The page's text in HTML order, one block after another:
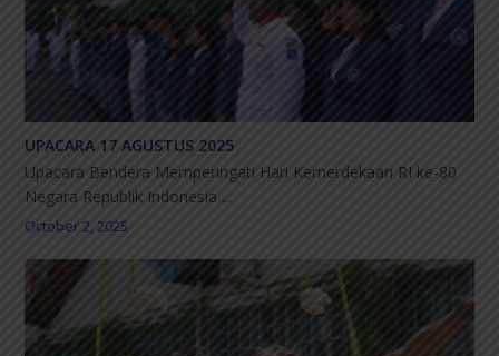
UPACARA 17 AGUSTUS 2025
Upacara Bendera Memperingati Hari Kemerdekaan RI ke-80
Negara Republik Indonesia ...
October 2, 2025